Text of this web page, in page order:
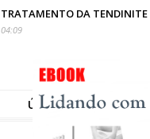
TRATAMENTO DA TENDINITE
04:09
ÚLTIMAS NOTÍCIAS